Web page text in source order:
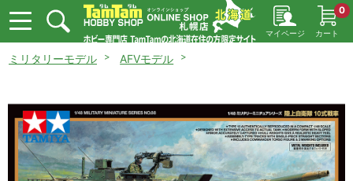
マイページ カート
0
ミリタリーモデル AFVモデル